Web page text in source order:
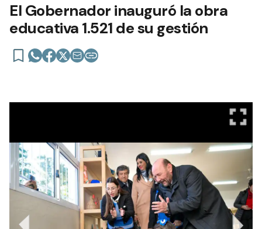
El Gobernador inauguró la obra
educativa 1.521 de su gestión